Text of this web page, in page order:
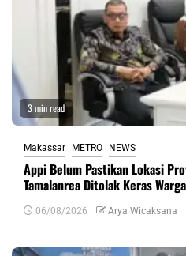
3 min read
Makassar METRO NEWS
Appi Belum Pastikan Lokasi
Tamalanrea Ditolak Keras Warga
06/08/2026 Arya Wicaksana